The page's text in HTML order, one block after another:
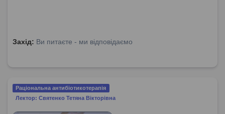
Захід: Ви питаєте - ми відповідаємо
Раціональна антибіотикотерапія
Лектор: Святенко Тетяна Вікторівна